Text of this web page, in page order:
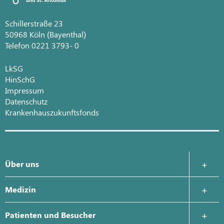
Schillerstraße 23
50968 Köln (Bayenthal)
Telefon 0221 3793- 0
LkSG
HinSchG
Impressum
Datenschutz
Krankenhauszukunftsfonds
Über uns
Krankenhausleitung
Medizin
Allgemein- und Visceralchirurgie
Patienten und Besucher